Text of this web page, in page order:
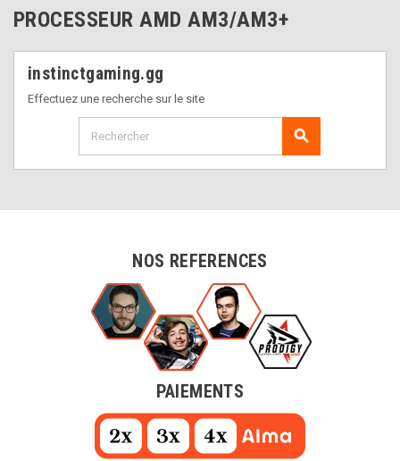
PROCESSEUR AMD AM3/AM3+
instinctgaming.gg
Effectuez une recherche sur le site
search
NOS REFERENCES
PAIEMENTS